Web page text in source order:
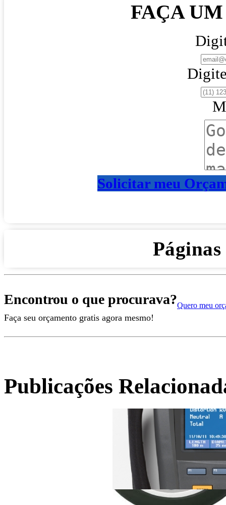
FAÇA
Solicitar meu
Encontrou o que procurava?
Faça seu orçamento gratis agora mesmo!
Quero meu
Publicações